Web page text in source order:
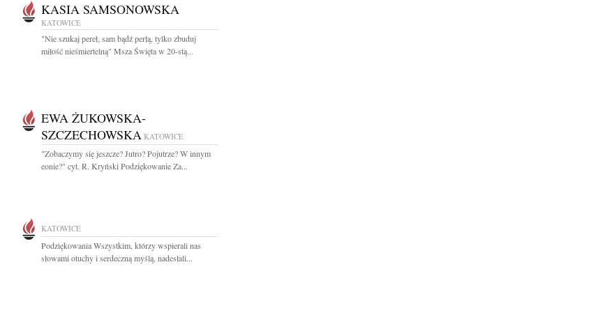
KASIA SAMSONOWSKA
KATOWICE
"Nie szukaj pereł, sam bądź perłą, tylko zbuduj
miłość nieśmiertelną" Msza Święta w 20-stą...
EWA ŻUKOWSKA-
SZCZECHOWSKA KATOWICE
"Zobaczymy się jeszcze? Jutro? Pojutrze? W innym
eonie?" cyt. R. Kryński Podziękowanie Za...
KATOWICE
Podziękowania Wszystkim, którzy wspierali nas
słowami otuchy i serdeczną myślą, nadesłali...